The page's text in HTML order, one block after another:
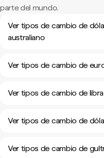
parte del mundo.
Ver tipos de cambio de
australiano
Ver tipos de cambio de
Ver tipos de cambio de
Ver tipos de cambio de
Ver tipos de cambio de